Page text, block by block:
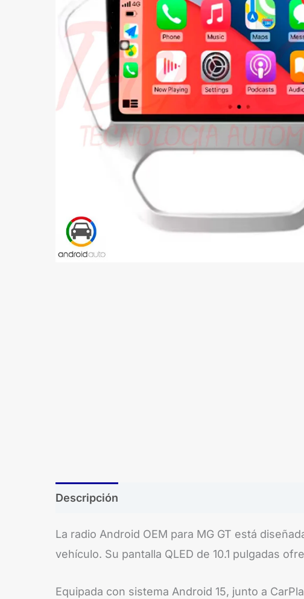
Descripción
La radio Android OEM para MG GT está
vehículo. Su pantalla QLED de 10.1 pulgadas
Equipada con sistema Android 15, junto a